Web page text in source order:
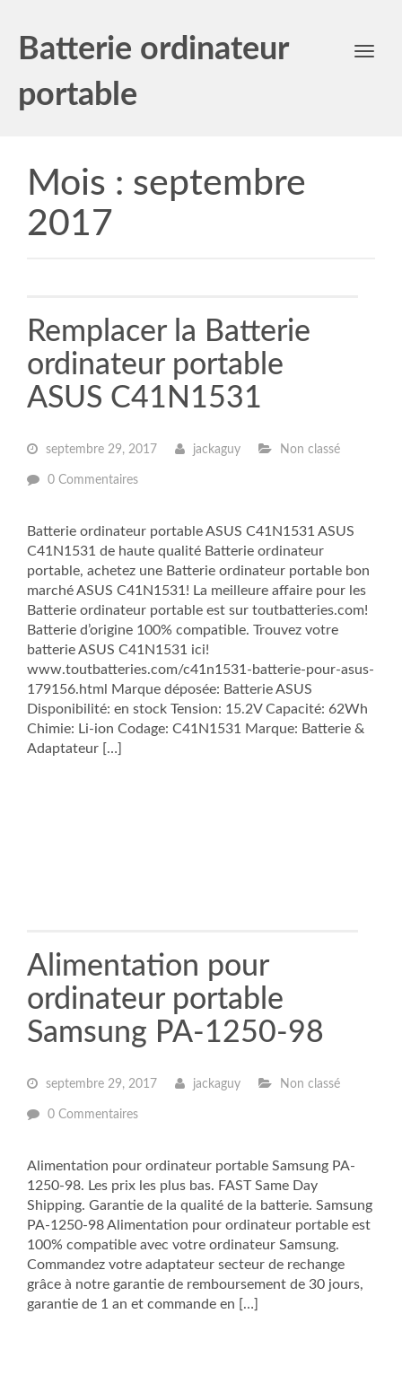
Batterie ordinateur
portable
Toggle
Mois : septembre
2017
Remplacer la Batterie
ordinateur portable
ASUS C41N1531
septembre 29, 2017 jackaguy Non classé
0 Commentaires
Batterie ordinateur portable ASUS C41N1531 ASUS
C41N1531 de haute qualité Batterie ordinateur
portable, achetez une Batterie ordinateur portable bon
marché ASUS C41N1531! La meilleure affaire pour les
Batterie ordinateur portable est sur toutbatteries.com!
Batterie d’origine 100% compatible. Trouvez votre
batterie ASUS C41N1531 ici!
www.toutbatteries.com/c41n1531-batterie-pour-asus-
179156.html Marque déposée: Batterie ASUS
Disponibilité: en stock Tension: 15.2V Capacité: 62Wh
Chimie: Li-ion Codage: C41N1531 Marque: Batterie &
Adaptateur […]
Alimentation pour
ordinateur portable
Samsung PA-1250-98
septembre 29, 2017 jackaguy Non classé
0 Commentaires
Alimentation pour ordinateur portable Samsung PA-
1250-98. Les prix les plus bas. FAST Same Day
Shipping. Garantie de la qualité de la batterie. Samsung
PA-1250-98 Alimentation pour ordinateur portable est
100% compatible avec votre ordinateur Samsung.
Commandez votre adaptateur secteur de rechange
grâce à notre garantie de remboursement de 30 jours,
garantie de 1 an et commande en […]